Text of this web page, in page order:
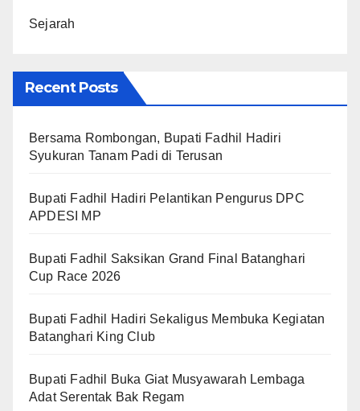
Sejarah
Recent Posts
Bersama Rombongan, Bupati Fadhil Hadiri
Syukuran Tanam Padi di Terusan
Bupati Fadhil Hadiri Pelantikan Pengurus DPC
APDESI MP
Bupati Fadhil Saksikan Grand Final Batanghari
Cup Race 2026
Bupati Fadhil Hadiri Sekaligus Membuka Kegiatan
Batanghari King Club
Bupati Fadhil Buka Giat Musyawarah Lembaga
Adat Serentak Bak Regam